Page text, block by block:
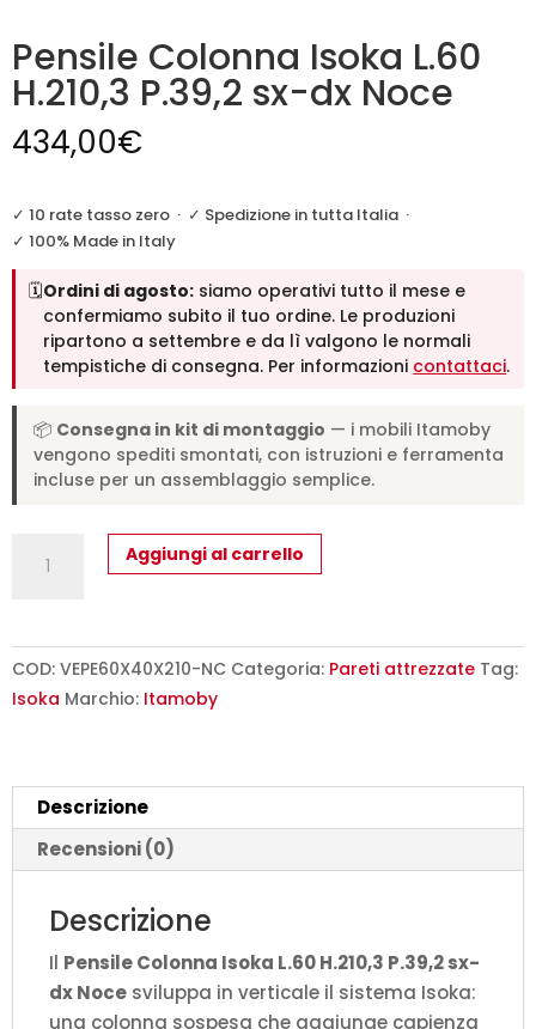
Pensile Colonna Isoka L.60
H.210,3 P.39,2 sx-dx Noce
434,00€
✓ 10 rate tasso zero · ✓ Spedizione in tutta Italia ·
✓ 100% Made in Italy
🗓️Ordini di agosto: siamo operativi tutto il mese e
confermiamo subito il tuo ordine. Le produzioni
ripartono a settembre e da lì valgono le normali
tempistiche di consegna. Per informazioni contattaci.
📦 Consegna in kit di montaggio — i mobili Itamoby
vengono spediti smontati, con istruzioni e ferramenta
incluse per un assemblaggio semplice.
Colonna
H.210,3
P.39,2
Noce
quantità
Aggiungi al carrello
COD: VEPE60X40X210-NC Categoria: Pareti attrezzate Tag:
Isoka Marchio: Itamoby
Descrizione
Recensioni (0)
Descrizione
Il Pensile Colonna Isoka L.60 H.210,3 P.39,2 sx-
dx Noce sviluppa in verticale il sistema Isoka:
una colonna sospesa che aggiunge capienza